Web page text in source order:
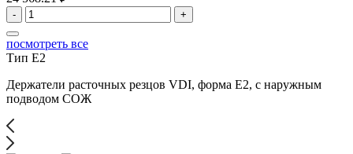
- +
посмотреть все
Тип E2
Держатели расточных резцов VDI, форма E2, с наружным
подводом СОЖ